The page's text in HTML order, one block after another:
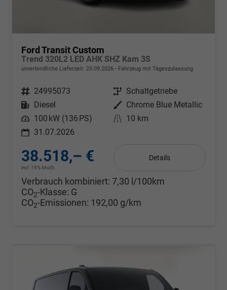
Ford Transit Custom
Trend 320L2 LED AHK SHZ Kam 3S
unverbindliche Lieferzeit: 25.09.2026 Fahrzeug mit Tageszulassung
Fahrzeugnr. 24995073 Getriebe Schaltgetriebe
Kraftstoff
Diesel Außenfarbe Chrome Blue Metallic
Leistung 100 kW (136 PS) Kilometerstand 10 km
31.07.2026
38.518,– €
incl. 19% MwSt.
Details
Verbrauch kombiniert: 7,30 l/100km
CO2-Klasse: G
CO2-Emissionen: 192,00 g/km